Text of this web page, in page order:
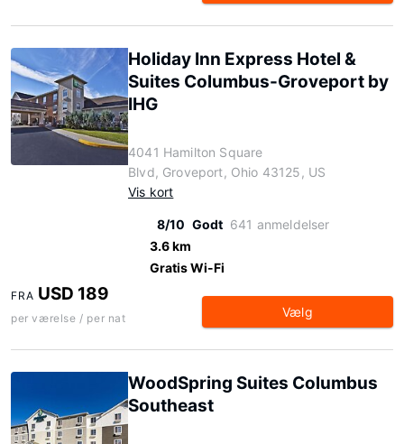
Holiday Inn Express Hotel &
Suites Columbus-Groveport by
IHG
4041 Hamilton Square
Blvd, Groveport, Ohio 43125, US
Vis kort
8/10 Godt 641 anmeldelser
3.6 km
Gratis Wi-Fi
FRA USD 189
per værelse / per nat Vælg
WoodSpring Suites Columbus
Southeast